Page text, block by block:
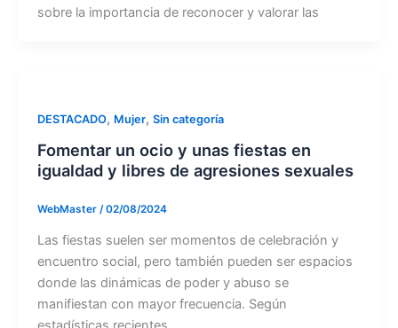
sobre la importancia de reconocer y valorar las
DESTACADO, Mujer, Sin categoría
Fomentar un ocio y unas fiestas en
igualdad y libres de agresiones sexuales
WebMaster /02/08/2024
Las fiestas suelen ser momentos de celebración y
encuentro social, pero también pueden ser espacios
donde las dinámicas de poder y abuso se
manifiestan con mayor frecuencia. Según